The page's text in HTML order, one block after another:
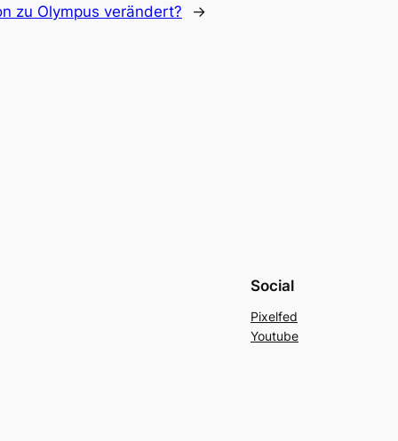
zu Olympus verändert? →
Social
Pixelfed
Youtube